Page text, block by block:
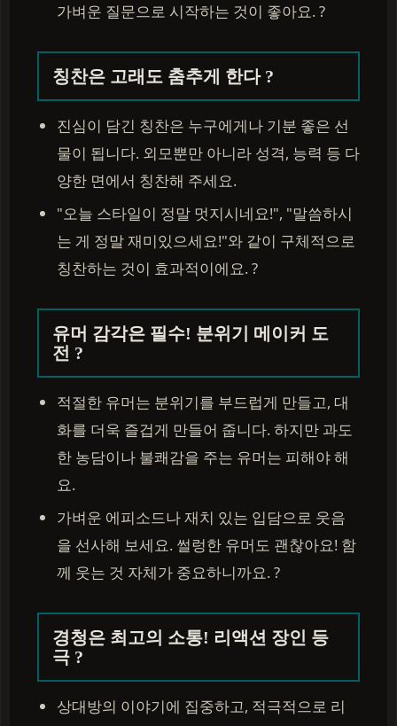
가벼운 질문으로 시작하는 것이 좋아요. ?
칭찬은 고래도 춤추게 한다 ?
진심이 담긴 칭찬은 누구에게나 기분 좋은 선
물이 됩니다. 외모뿐만 아니라 성격, 능력 등 다
양한 면에서 칭찬해 주세요.
"오늘 스타일이 정말 멋지시네요!", "말씀하시
는 게 정말 재미있으세요!"와 같이 구체적으로
칭찬하는 것이 효과적이에요. ?
유머 감각은 필수! 분위기 메이커 도
전 ?
적절한 유머는 분위기를 부드럽게 만들고, 대
화를 더욱 즐겁게 만들어 줍니다. 하지만 과도
한 농담이나 불쾌감을 주는 유머는 피해야 해
요.
가벼운 에피소드나 재치 있는 입담으로 웃음
을 선사해 보세요. 썰렁한 유머도 괜찮아요! 함
께 웃는 것 자체가 중요하니까요. ?
경청은 최고의 소통! 리액션 장인 등
극 ?
상대방의 이야기에 집중하고, 적극적으로 리